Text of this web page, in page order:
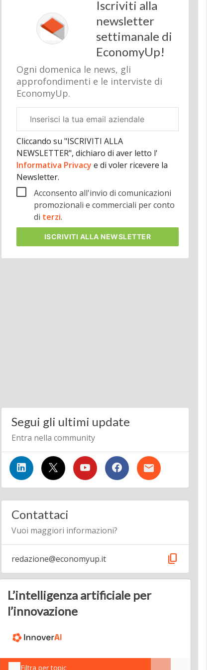
Iscriviti alla
newsletter
settimanale di
EconomyUp!
Ogni domenica le news, gli
approfondimenti e le interviste di
EconomyUp.
aziendale
Cliccando su "ISCRIVITI ALLA
NEWSLETTER", dichiaro di aver letto l'
Informativa Privacy e di voler ricevere la
Newsletter.
Acconsento all'invio di comunicazioni
promozionali e commerciali per conto
di terzi.
ISCRIVITI ALLA NEWSLETTER
Segui gli ultimi update
Entra nella community
Contattaci
Vuoi maggiori informazioni?
redazione@economyup.it content_copy
L’intelligenza artificiale per
l’innovazione
Filtra per topic